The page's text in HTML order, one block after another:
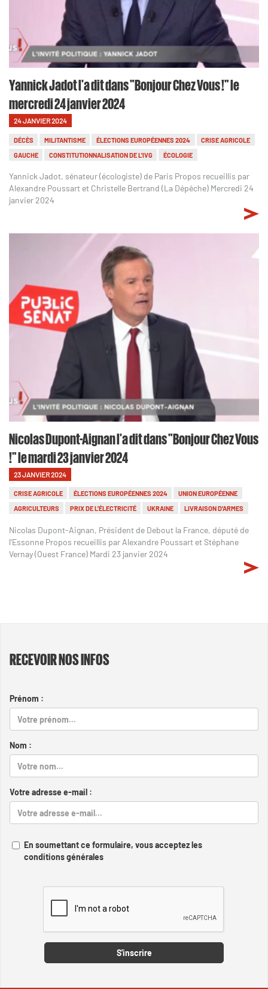
Yannick Jadot l'a dit dans "Bonjour Chez Vous !" le
mercredi 24 janvier 2024
24 JANVIER 2024
DÉCÈS MILITANTISME ÉLECTIONS EUROPÉENNES 2024
CRISE AGRICOLE
GAUCHE
CONSTITUTIONNALISATION DE L'IVG ÉCOLOGIE
Yannick Jadot, sénateur (écologiste) de Paris Propos recueillis par
Alexandre Poussart et Christelle Bertrand (La Dépêche) Mercredi 24
janvier 2024
Nicolas Dupont-Aignan l'a dit dans "Bonjour Chez Vous
!" le mardi 23 janvier 2024
23 JANVIER 2024
CRISE AGRICOLE ÉLECTIONS EUROPÉENNES 2024
UNION EUROPÉENNE
AGRICULTEURS
PRIX DE L'ÉLECTRICITÉ UKRAINE LIVRAISON D'ARMES
Nicolas Dupont-Aignan, Président de Debout la France, député de
l'Essonne Propos recueillis par Alexandre Poussart et Stéphane
Vernay (Ouest France) Mardi 23 janvier 2024
RECEVOIR NOS INFOS
Prénom :
Nom :
Votre adresse e-mail :
En soumettant ce formulaire, vous acceptez les
conditions générales
S'inscrire